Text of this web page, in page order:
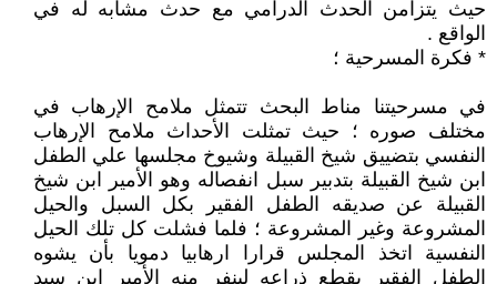
حيث يتزامن الحدث الدرامي مع حدث مشابه له في
الواقع .
* فكرة المسرحية ؛
في مسرحيتنا مناط البحث تتمثل ملامح الإرهاب في
مختلف صوره ؛ حيث تمثلت الأحداث ملامح الإرهاب
النفسي بتضييق شيخ القبيلة وشيوخ مجلسها علي الطفل
ابن شيخ القبيلة بتدبير سبل انفصاله وهو الأمير ابن شيخ
القبيلة عن صديقه الطفل الفقير بكل السبل والحيل
المشروعة وغير المشروعة ؛ فلما فشلت كل تلك الحيل
النفسية اتخذ المجلس قرارا ارهابيا دمويا بأن يشوه
الطفل الفقير بقطع ذراعه لينفر منه الأمير ابن سيد